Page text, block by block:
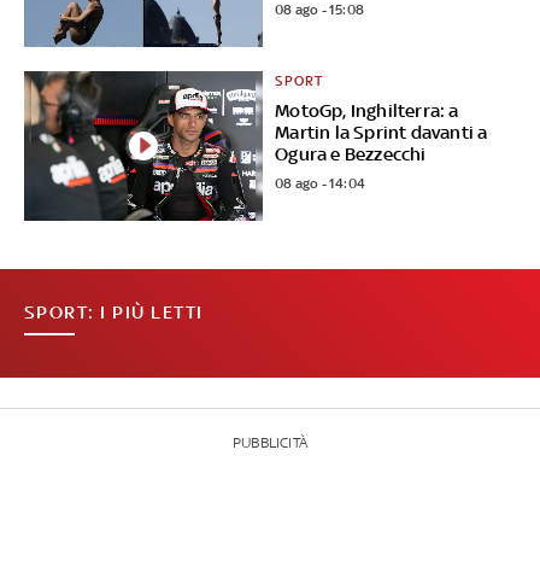
08 ago - 15:08
MotoGp, Inghilterra: a
Martin la Sprint davanti a
Ogura e Bezzecchi
SPORT
08 ago - 14:04
SPORT: I PIÙ LETTI
PUBBLICITÀ